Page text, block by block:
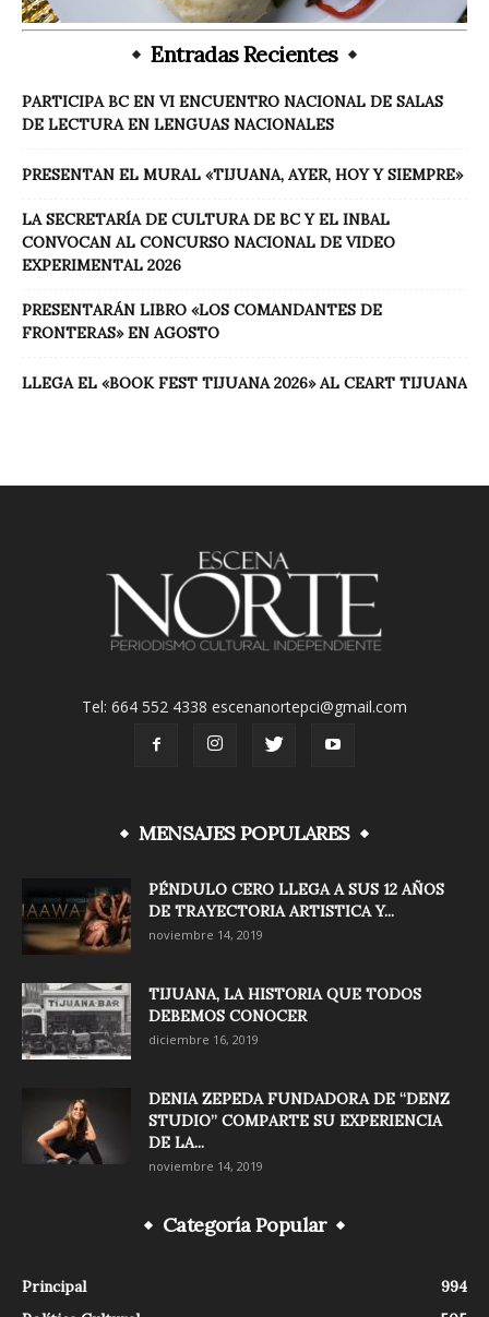
Entradas Recientes
PARTICIPA BC EN VI ENCUENTRO NACIONAL DE SALAS
DE LECTURA EN LENGUAS NACIONALES
PRESENTAN EL MURAL «TIJUANA, AYER, HOY Y SIEMPRE»
LA SECRETARÍA DE CULTURA DE BC Y EL INBAL
CONVOCAN AL CONCURSO NACIONAL DE VIDEO
EXPERIMENTAL 2026
PRESENTARÁN LIBRO «LOS COMANDANTES DE
FRONTERAS» EN AGOSTO
LLEGA EL «BOOK FEST TIJUANA 2026» AL CEART TIJUANA
Tel: 664 552 4338 escenanortepci@gmail.com
MENSAJES POPULARES
PÉNDULO CERO LLEGA A SUS 12 AÑOS
DE TRAYECTORIA ARTISTICA Y...
noviembre 14, 2019
TIJUANA, LA HISTORIA QUE TODOS
DEBEMOS CONOCER
diciembre 16, 2019
DENIA ZEPEDA FUNDADORA DE “DENZ
STUDIO” COMPARTE SU EXPERIENCIA
DE LA...
noviembre 14, 2019
Categoría Popular
Principal
994